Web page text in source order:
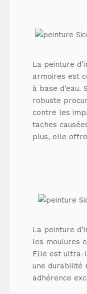
La peinture
armoires est
à base d’eau.
robuste
contre les
taches
plus, elle
La peinture
les moulures
Elle est
une durabilité
adhérence